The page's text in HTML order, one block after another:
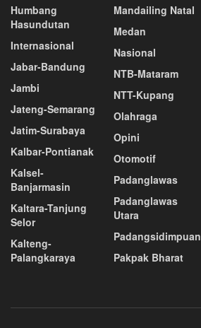
Humbang
Hasundutan
Internasional
Jabar-Bandung
Jambi
Jateng-Semarang
Jatim-Surabaya
Kalbar-Pontianak
Kalsel-
Banjarmasin
Kaltara-Tanjung
Selor
Kalteng-
Palangkaraya
Mandailing Natal
Medan
Nasional
NTB-Mataram
NTT-Kupang
Olahraga
Opini
Otomotif
Padanglawas
Padanglawas
Utara
Padangsidimpuan
Pakpak Bharat